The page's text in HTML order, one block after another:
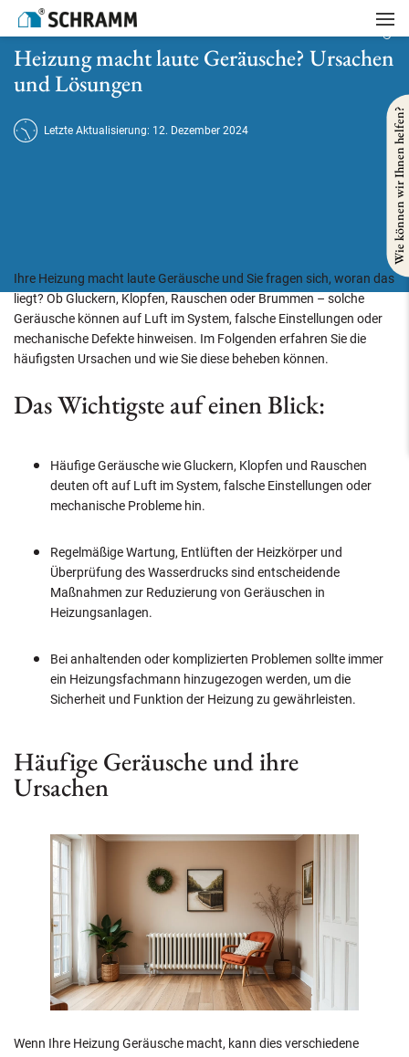
Startseite
Heizung macht laute Geräusche? Ursachen und Lösungen
Heizung macht laute Geräusche? Ursachen
und Lösungen
Letzte Aktualisierung: 12. Dezember 2024
Ihre Heizung macht laute Geräusche und Sie fragen sich, woran das
liegt? Ob Gluckern, Klopfen, Rauschen oder Brummen – solche
Geräusche können auf Luft im System, falsche Einstellungen oder
mechanische Defekte hinweisen. Im Folgenden erfahren Sie die
häufigsten Ursachen und wie Sie diese beheben können.
Das Wichtigste auf einen Blick:
Häufige Geräusche wie Gluckern, Klopfen und Rauschen
deuten oft auf Luft im System, falsche Einstellungen oder
mechanische Probleme hin.
Regelmäßige Wartung, Entlüften der Heizkörper und
Überprüfung des Wasserdrucks sind entscheidende
Maßnahmen zur Reduzierung von Geräuschen in
Heizungsanlagen.
Bei anhaltenden oder komplizierten Problemen sollte immer
ein Heizungsfachmann hinzugezogen werden, um die
Sicherheit und Funktion der Heizung zu gewährleisten.
Häufige Geräusche und ihre
Ursachen
Wenn Ihre Heizung Geräusche macht, kann dies verschiedene
Wie können wir Ihnen helfen?